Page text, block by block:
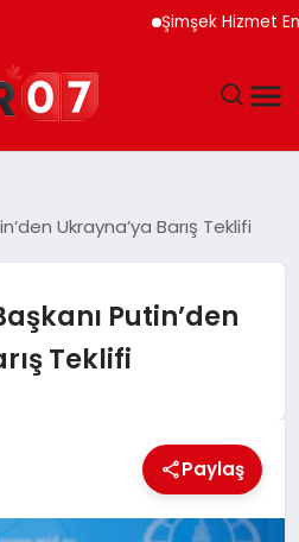
Şimşek Hizmet
Ukrayna’ya Barış Teklifi
Putin’den
Teklifi
Paylaş